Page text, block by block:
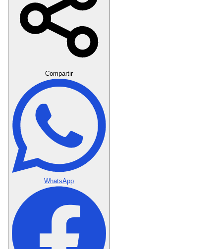
Compartir
WhatsApp